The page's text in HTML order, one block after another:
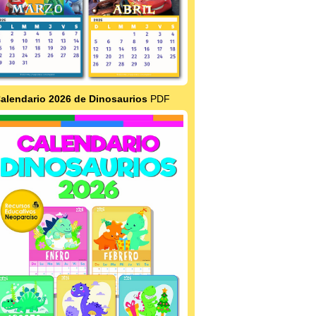
2026 de Dinosaurios PDF